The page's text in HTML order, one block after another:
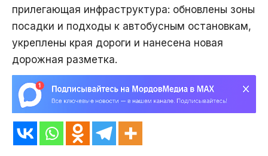
прилегающая инфраструктура: обновлены зоны
посадки и подходы к автобусным остановкам,
укреплены края дороги и нанесена новая
дорожная разметка.